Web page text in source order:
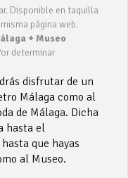
Disponible en taquilla
página web.
+ Museo
determinar
disfrutar de un
Málaga como al
de Málaga. Dicha
hasta el
que hayas
al Museo.